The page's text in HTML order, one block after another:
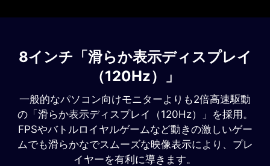
8インチ「滑らか表示ディスプレイ
（120Hz）」
一般的なパソコン向けモニターよりも2倍高速駆動
の「滑らか表示ディスプレイ（120Hz）」を採用。
FPSやバトルロイヤルゲームなど動きの激しいゲー
ムでも滑らかなでスムーズな映像表示により、プレ
イヤーを有利に導きます。